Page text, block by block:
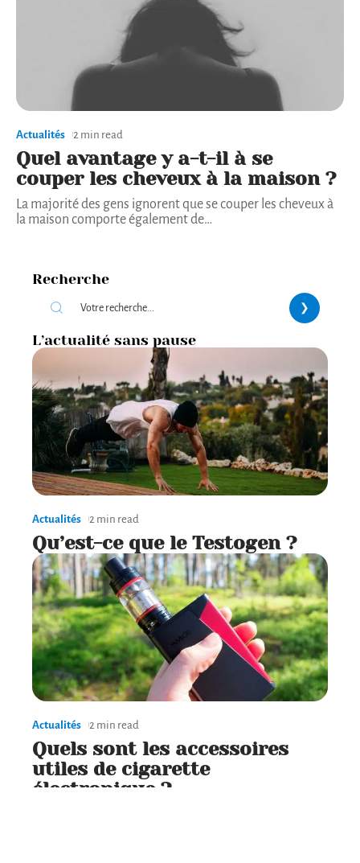
Actualités 2 min read
Quel avantage y a-t-il à se
couper les cheveux à la maison ?
La majorité des gens ignorent que se couper les cheveux à
la maison comporte également de…
Recherche
L’actualité sans pause
Actualités 2 min read
Qu’est-ce que le Testogen ?
Actualités 2 min read
Quels sont les accessoires
utiles de cigarette
électronique ?